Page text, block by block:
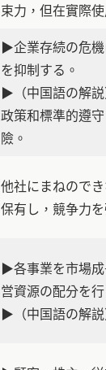
束力，但在實際
▶企業存続の危
を抑制する。
▶（中国語の解
政策和標準的遵
險。
他社にまねので
保有し，競争力
▶各事業を市場
営資源の配分を行
▶（中国語の解